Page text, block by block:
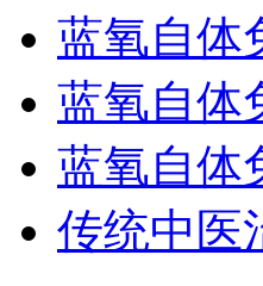
蓝氧自体
蓝氧自
蓝氧自
传统中医